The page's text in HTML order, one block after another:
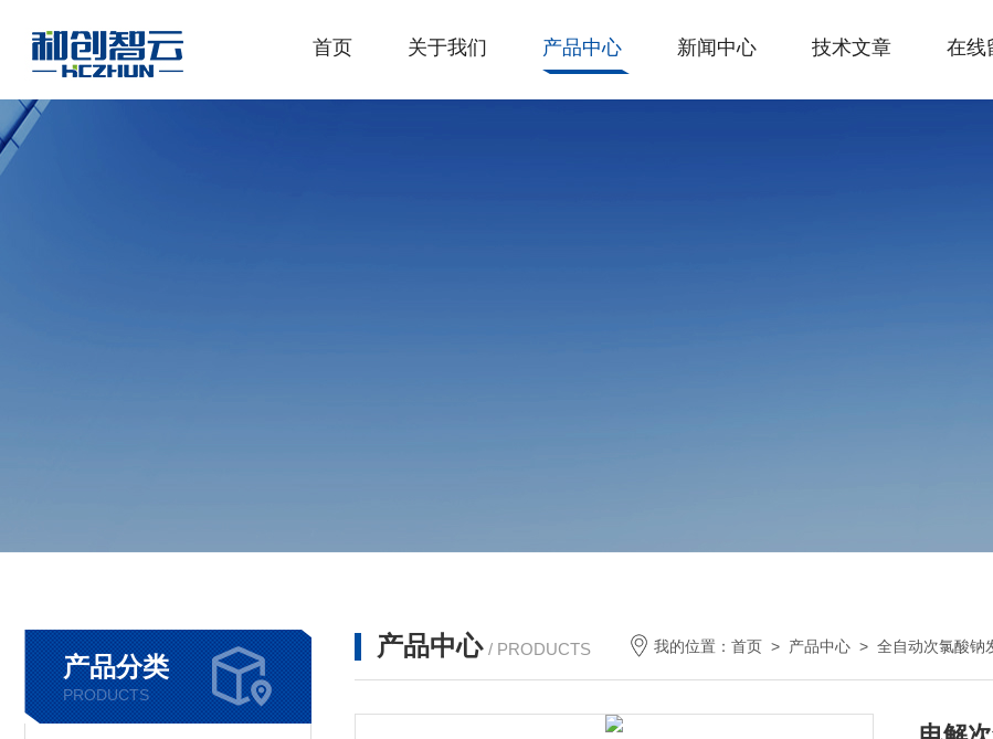
首页 关于我们 产品中心 新闻中心 技术文章 在线
产品分类
PRODUCTS
产品中心 / PRODUCTS 我的位置：首页 > 产品中心 >全自动次氯酸钠